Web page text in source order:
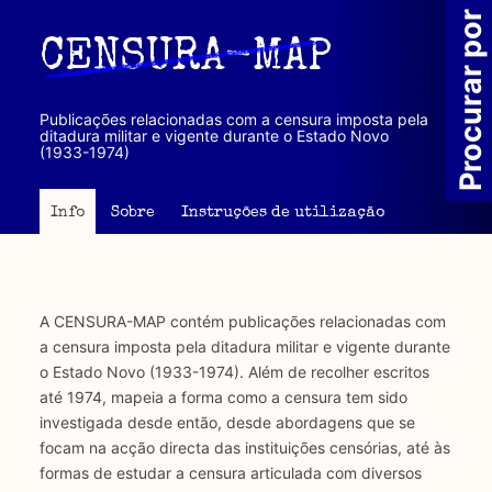
principal
CENSURA-MAP
Publicações relacionadas com a censura imposta pela
ditadura militar e vigente durante o Estado Novo
(1933-1974)
Info Sobre Instruções de utilização
A CENSURA-MAP contém publicações relacionadas com
a censura imposta pela ditadura militar e vigente durante
o Estado Novo (1933-1974). Além de recolher escritos
até 1974, mapeia a forma como a censura tem sido
investigada desde então, desde abordagens que se
focam na acção directa das instituições censórias, até às
formas de estudar a censura articulada com diversos
Procurar por